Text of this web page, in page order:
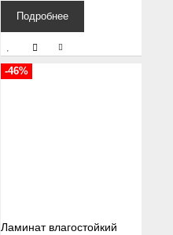
Подробнее
Ламинат влагостойкий
-46%